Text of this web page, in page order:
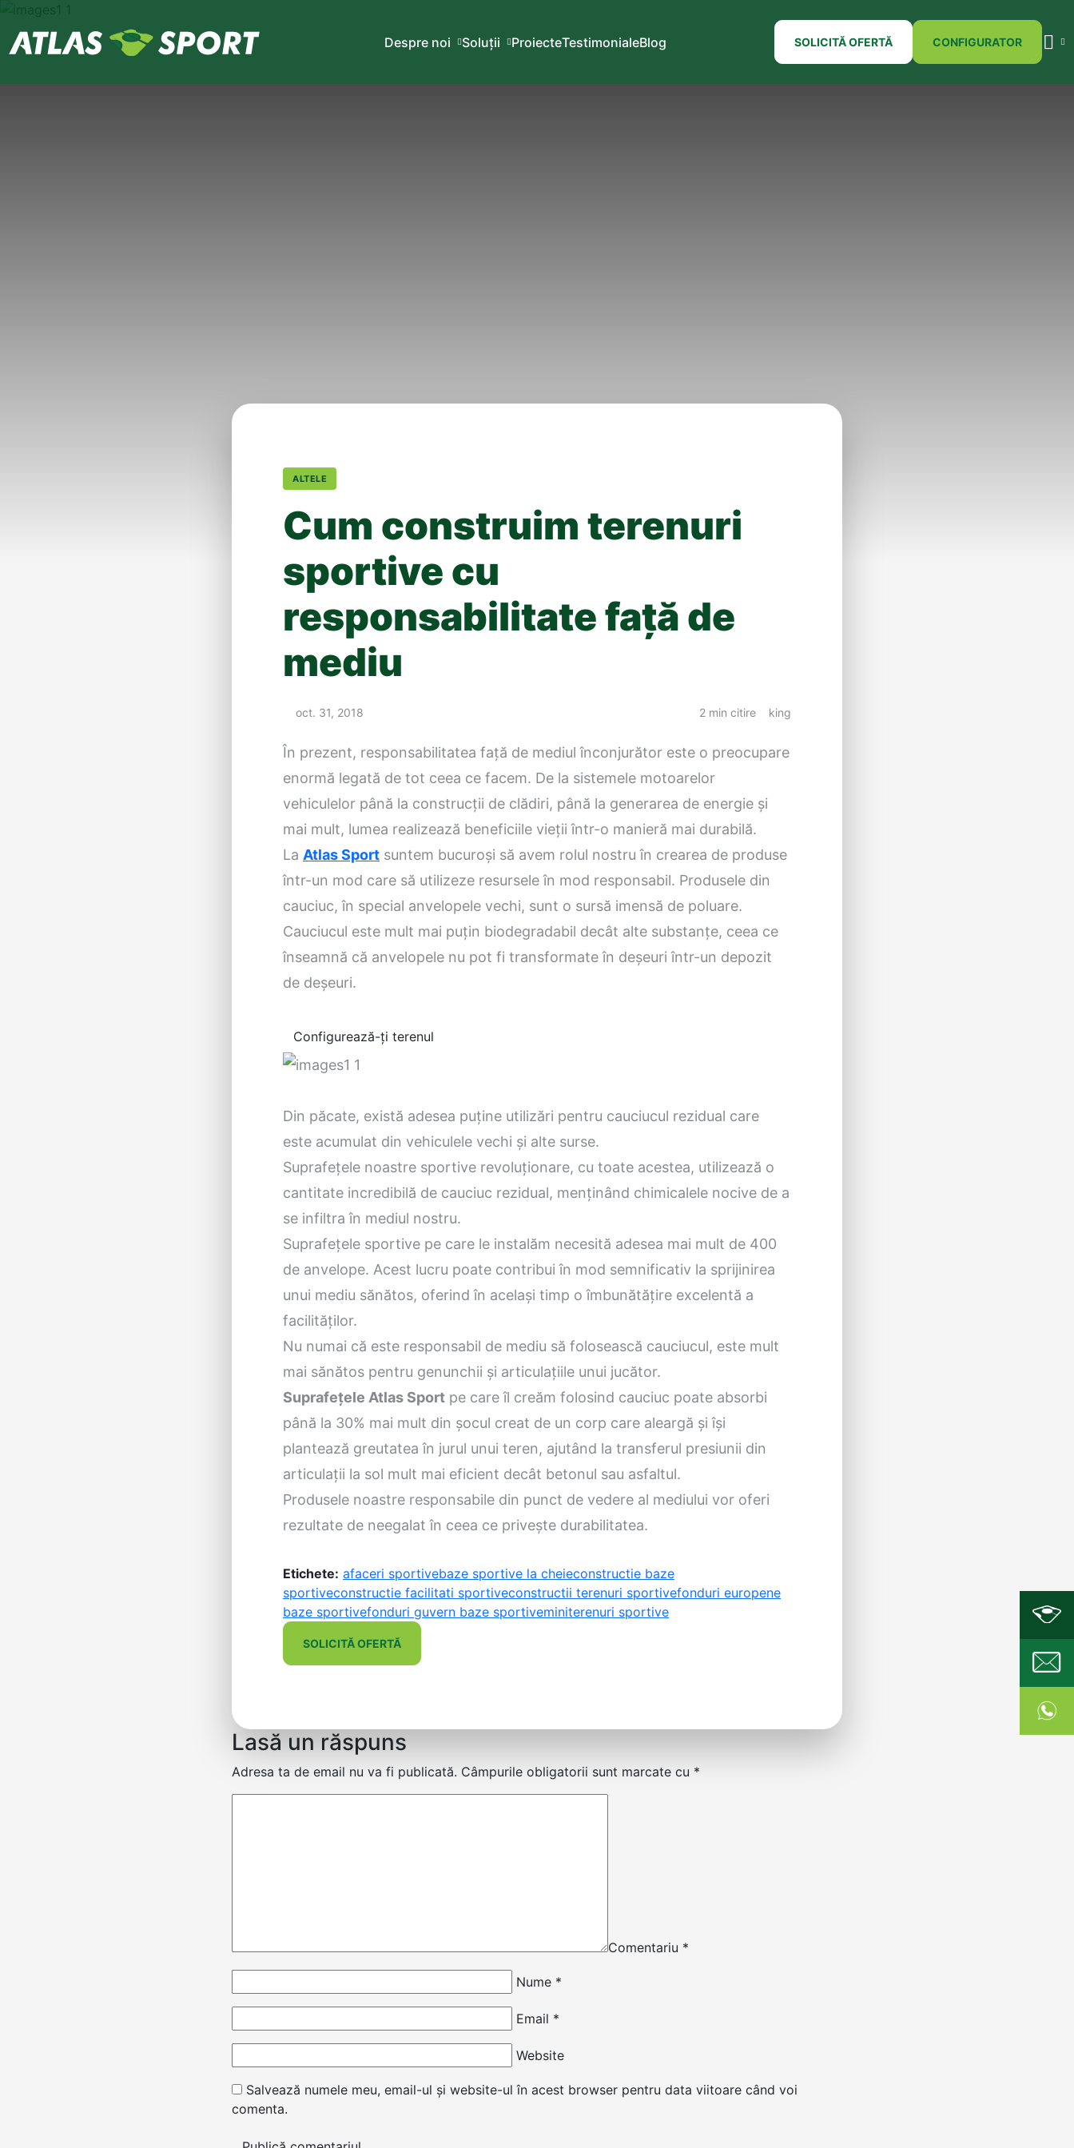
Despre noi Soluții ProiecteTestimonialeBlog SOLICITĂ OFERTĂ CONFIGURATOR
ALTELE
Cum construim terenuri
sportive cu
responsabilitate față de
mediu
oct. 31, 2018 2 min citire king
În prezent, responsabilitatea față de mediul înconjurător este o preocupare
enormă legată de tot ceea ce facem. De la sistemele motoarelor
vehiculelor până la construcții de clădiri, până la generarea de energie și
mai mult, lumea realizează beneficiile vieții într-o manieră mai durabilă.
La Atlas Sport suntem bucuroși să avem rolul nostru în crearea de produse
într-un mod care să utilizeze resursele în mod responsabil. Produsele din
cauciuc, în special anvelopele vechi, sunt o sursă imensă de poluare.
Cauciucul este mult mai puțin biodegradabil decât alte substanțe, ceea ce
înseamnă că anvelopele nu pot fi transformate în deșeuri într-un depozit
de deșeuri.
Configurează-ți terenul
Din păcate, există adesea puține utilizări pentru cauciucul rezidual care
este acumulat din vehiculele vechi și alte surse.
Suprafețele noastre sportive revoluționare, cu toate acestea, utilizează o
cantitate incredibilă de cauciuc rezidual, menținând chimicalele nocive de a
se infiltra în mediul nostru.
Suprafețele sportive pe care le instalăm necesită adesea mai mult de 400
de anvelope. Acest lucru poate contribui în mod semnificativ la sprijinirea
unui mediu sănătos, oferind în același timp o îmbunătățire excelentă a
facilităților.
Nu numai că este responsabil de mediu să folosească cauciucul, este mult
mai sănătos pentru genunchii și articulațiile unui jucător.
Suprafețele Atlas Sport pe care îl creăm folosind cauciuc poate absorbi
până la 30% mai mult din șocul creat de un corp care aleargă și își
plantează greutatea în jurul unui teren, ajutând la transferul presiunii din
articulații la sol mult mai eficient decât betonul sau asfaltul.
Produsele noastre responsabile din punct de vedere al mediului vor oferi
rezultate de neegalat în ceea ce privește durabilitatea.
Etichete: afaceri sportivebaze sportive la cheieconstructie baze
sportiveconstructie facilitati sportiveconstructii terenuri sportivefonduri europene
baze sportivefonduri guvern baze sportiveminiterenuri sportive
SOLICITĂ OFERTĂ
Lasă un răspuns
Adresa ta de email nu va fi publicată. Câmpurile obligatorii sunt marcate cu *
Comentariu *
Nume *
Email *
Website
Salvează numele meu, email-ul și website-ul în acest browser pentru data viitoare când voi
comenta.